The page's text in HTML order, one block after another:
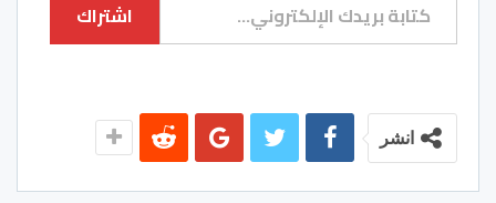
اشتراك
انشر